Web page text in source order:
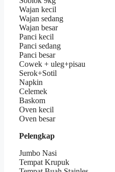
Wajan kecil
Wajan sedang
Wajan besar
Panci kecil
Panci sedang
Panci besar
Cowek + uleg+pisau
Serok+Sotil
Napkin
Celemek
Baskom
Oven kecil
Oven besar
Pelengkap
Jumbo Nasi
Tempat Krupuk